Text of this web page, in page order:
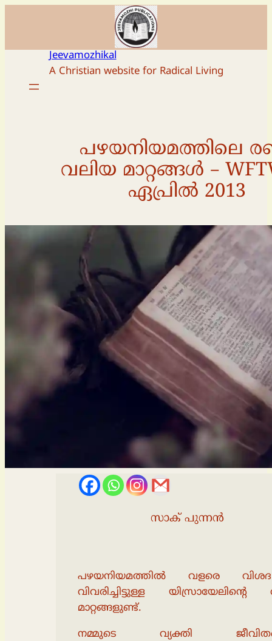
Jeevamozhikal
A Christian website for Radical Living
പഴയനിയമത്തിലെ
വലിയ മാറ്റങ്ങള്‍ –
ഏപ്രിൽ 2013
സാക് പുന്നന്‍
പഴയനിയമത്തില്‍ വളരെ
വിവരിച്ചിട്ടുള്ള യിസ്രായേലിന്റെ
മാറ്റങ്ങളുണ്ട്.
നമ്മുടെ വ്യക്തി